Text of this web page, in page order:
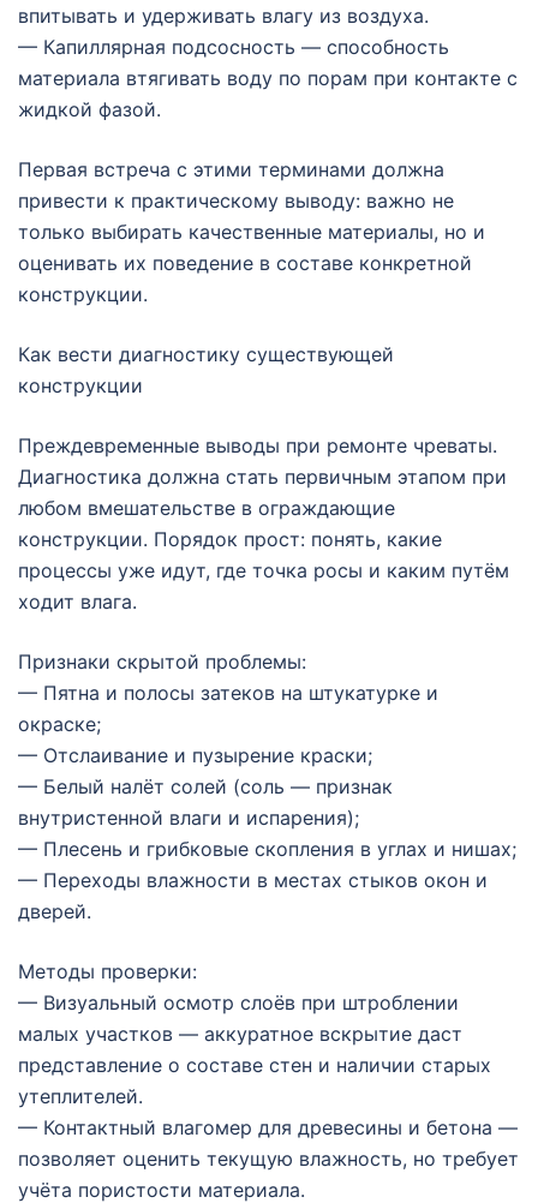
впитывать и удерживать влагу из воздуха.
— Капиллярная подсосность — способность
материала втягивать воду по порам при контакте с
жидкой фазой.
Первая встреча с этими терминами должна
привести к практическому выводу: важно не
только выбирать качественные материалы, но и
оценивать их поведение в составе конкретной
конструкции.
Как вести диагностику существующей
конструкции
Преждевременные выводы при ремонте чреваты.
Диагностика должна стать первичным этапом при
любом вмешательстве в ограждающие
конструкции. Порядок прост: понять, какие
процессы уже идут, где точка росы и каким путём
ходит влага.
Признаки скрытой проблемы:
— Пятна и полосы затеков на штукатурке и
окраске;
— Отслаивание и пузырение краски;
— Белый налёт солей (соль — признак
внутристенной влаги и испарения);
— Плесень и грибковые скопления в углах и нишах;
— Переходы влажности в местах стыков окон и
дверей.
Методы проверки:
— Визуальный осмотр слоёв при штроблении
малых участков — аккуратное вскрытие даст
представление о составе стен и наличии старых
утеплителей.
— Контактный влагомер для древесины и бетона —
позволяет оценить текущую влажность, но требует
учёта пористости материала.